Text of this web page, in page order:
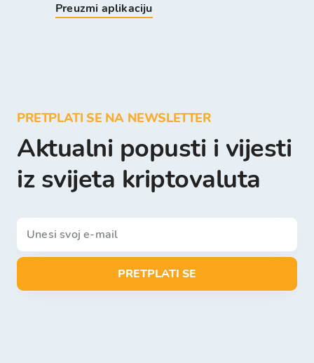
Preuzmi aplikaciju
PRETPLATI SE NA NEWSLETTER
Aktualni popusti i vijesti
iz svijeta kriptovaluta
PRETPLATI SE